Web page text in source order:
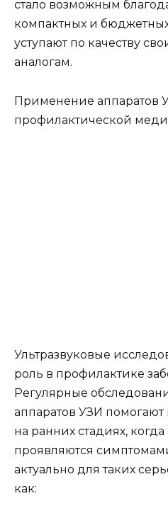
стало возможным
компактных и
уступают по качеству
аналогам.
Применение аппаратов
профилактической
Ультразвуковые
роль в профилактике
Регулярные
аппаратов УЗИ помогают
на ранних стадиях,
проявляются
актуально для таких
как: